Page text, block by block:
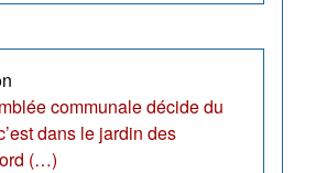
communale décide du
dans le jardin des
(…)